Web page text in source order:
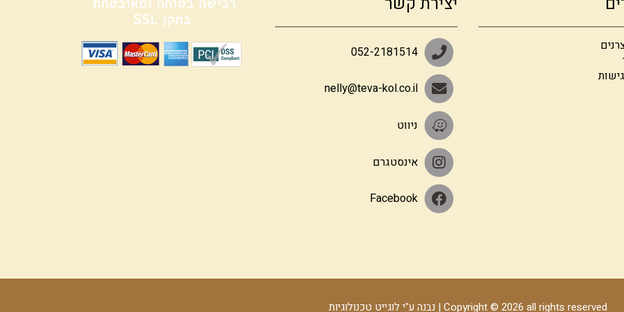
052-2181514
nelly@teva-kol.co.il
ניווט
אינסטגרם
Facebook
Copyright © 2026 all rights reserved | נבנה ע"י לוגייט טכנולוגיות